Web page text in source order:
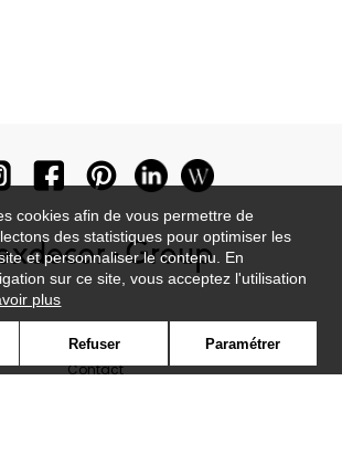
Contact
cookies afin de vous permettre de
des statistiques pour optimiser les
et personnaliser le contenu. En
sur ce site, vous acceptez l'utilisation
plus
Refuser Paramétrer